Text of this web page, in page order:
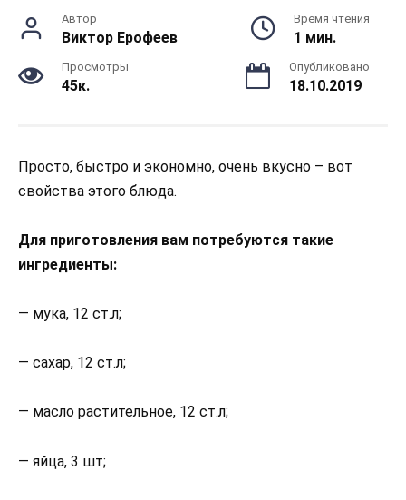
Автор
Виктор Ерофеев
Время чтения
1 мин.
Просмотры
45к.
Опубликовано
18.10.2019
Просто, быстро и экономно, очень вкусно – вот
свойства этого блюда.
Для приготовления вам потребуются такие
ингредиенты:
— мука, 12 ст.л;
— сахар, 12 ст.л;
— масло растительное, 12 ст.л;
— яйца, 3 шт;